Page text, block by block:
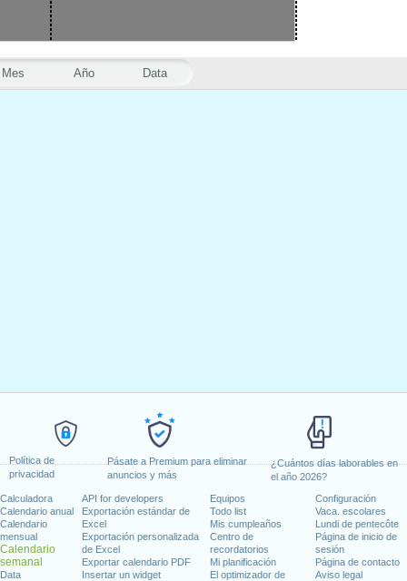
Política de
privacidad
Pásate a Premium para eliminar
anuncios y más
¿Cuántos días laborables en
el año 2026?
Calculadora
Calendario anual
Calendario
mensual
Calendario
semanal
Data
API for developers
Exportación estándar de
Excel
Exportación personalizada
de Excel
Exportar calendario PDF
Insertar un widget
Equipos
Todo list
Mis cumpleaños
Centro de
recordatorios
Mi planificación
El optimizador de
Configuración
Vaca. escolares
Lundi de pentecôte
Página de inicio de
sesión
Página de contacto
Aviso legal
Mes Año Data